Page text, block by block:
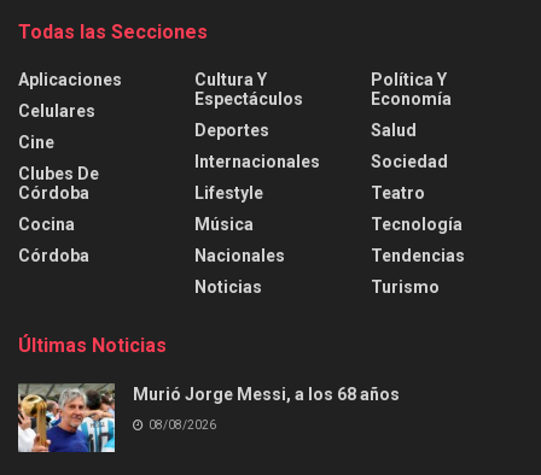
Todas las Secciones
Aplicaciones
Celulares
Cine
Clubes De
Córdoba
Cocina
Córdoba
Cultura Y
Espectáculos
Deportes
Internacionales
Lifestyle
Música
Nacionales
Noticias
Política Y
Economía
Salud
Sociedad
Teatro
Tecnología
Tendencias
Turismo
Últimas Noticias
Murió Jorge Messi, a los 68 años
08/08/2026